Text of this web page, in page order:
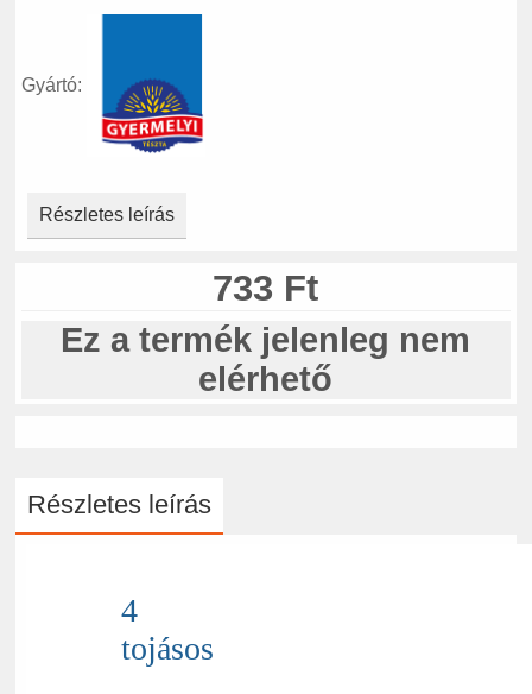
Gyártó:
Részletes leírás
733 Ft
Ez a termék jelenleg nem
elérhető
Részletes leírás
4
tojásos